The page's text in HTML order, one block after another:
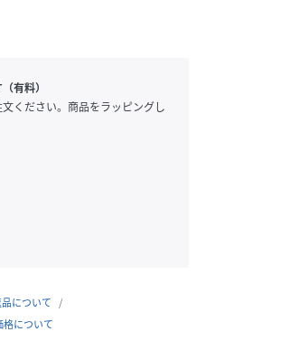
有料）
ください。商品をラッピングし
について
について